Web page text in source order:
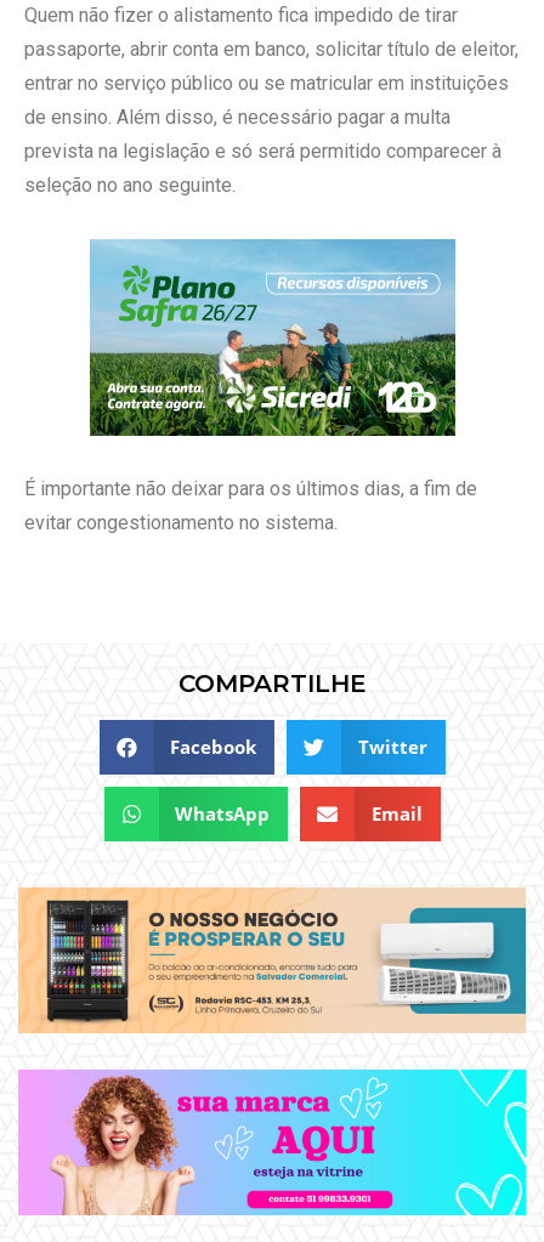
Quem não fizer o alistamento fica impedido de tirar
passaporte, abrir conta em banco, solicitar título de eleitor,
entrar no serviço público ou se matricular em instituições
de ensino. Além disso, é necessário pagar a multa
prevista na legislação e só será permitido comparecer à
seleção no ano seguinte.
É importante não deixar para os últimos dias, a fim de
evitar congestionamento no sistema.
COMPARTILHE
Facebook Twitter
WhatsApp Email